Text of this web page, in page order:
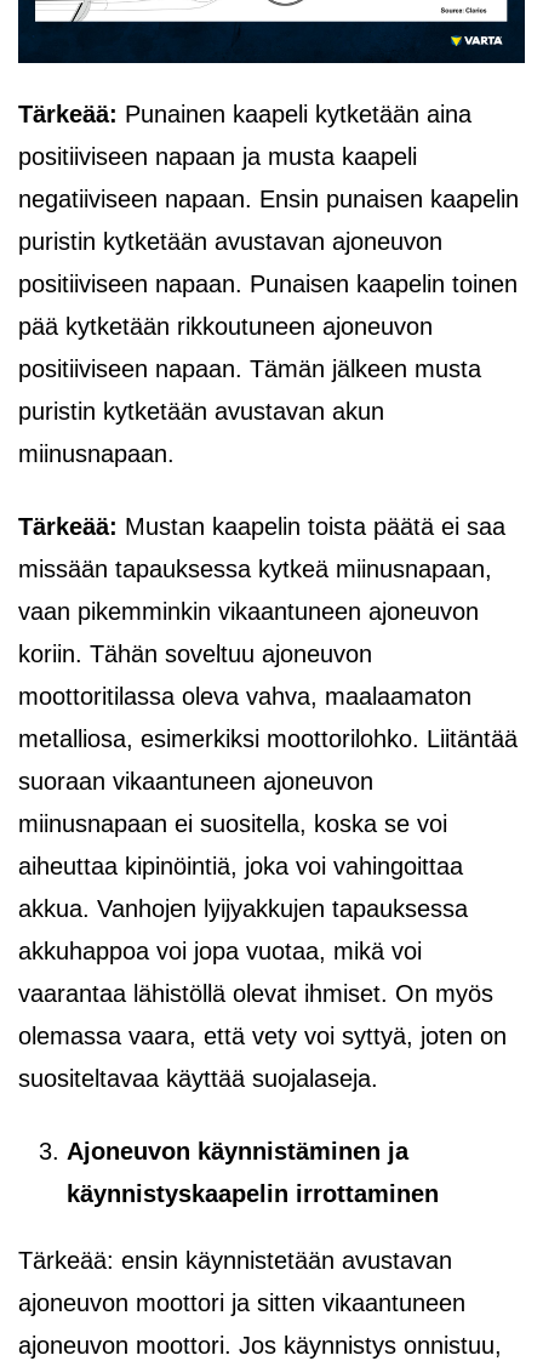
Tärkeää: Punainen kaapeli kytketään aina
positiiviseen napaan ja musta kaapeli
negatiiviseen napaan. Ensin punaisen kaapelin
puristin kytketään avustavan ajoneuvon
positiiviseen napaan. Punaisen kaapelin toinen
pää kytketään rikkoutuneen ajoneuvon
positiiviseen napaan. Tämän jälkeen musta
puristin kytketään avustavan akun
miinusnapaan.
Tärkeää: Mustan kaapelin toista päätä ei saa
missään tapauksessa kytkeä miinusnapaan,
vaan pikemminkin vikaantuneen ajoneuvon
koriin. Tähän soveltuu ajoneuvon
moottoritilassa oleva vahva, maalaamaton
metalliosa, esimerkiksi moottorilohko. Liitäntää
suoraan vikaantuneen ajoneuvon
miinusnapaan ei suositella, koska se voi
aiheuttaa kipinöintiä, joka voi vahingoittaa
akkua. Vanhojen lyijyakkujen tapauksessa
akkuhappoa voi jopa vuotaa, mikä voi
vaarantaa lähistöllä olevat ihmiset. On myös
olemassa vaara, että vety voi syttyä, joten on
suositeltavaa käyttää suojalaseja.
Ajoneuvon käynnistäminen ja
käynnistyskaapelin irrottaminen
Tärkeää: ensin käynnistetään avustavan
ajoneuvon moottori ja sitten vikaantuneen
ajoneuvon moottori. Jos käynnistys onnistuu,